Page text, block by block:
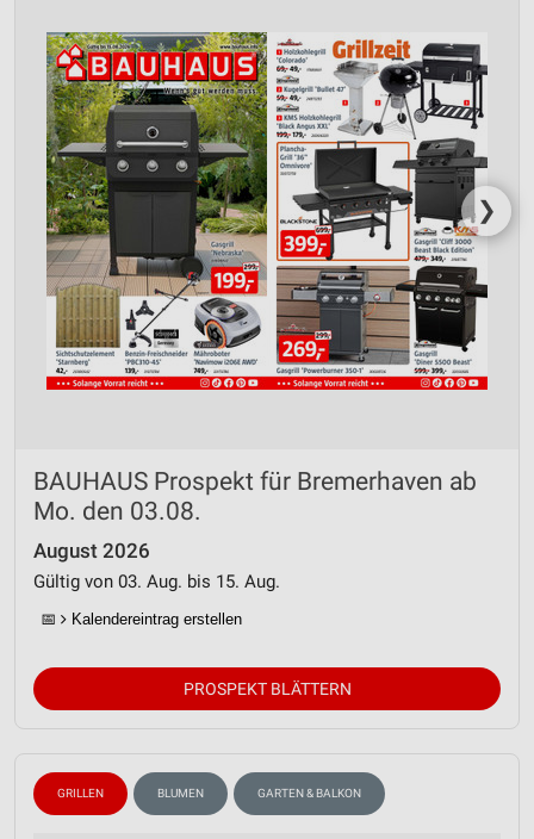
❯
BAUHAUS Prospekt für Bremerhaven ab
Mo. den 03.08.
August 2026
Gültig von 03. Aug. bis 15. Aug.
📅 Kalendereintrag erstellen
PROSPEKT BLÄTTERN
GRILLEN BLUMEN GARTEN & BALKON